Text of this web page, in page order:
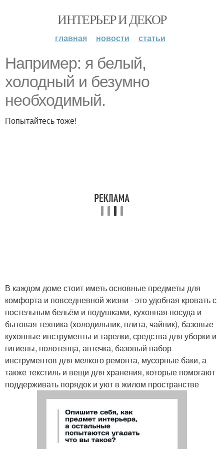
ИНТЕРЬЕР И ДЕКОР
главная новости статьи
Например: я белый,
холодный и безумно
необходимый.
Попытайтесь тоже!
В каждом доме стоит иметь основные предметы для
комфорта и повседневной жизни - это удобная кровать с
постельным бельём и подушками, кухонная посуда и
бытовая техника (холодильник, плита, чайник), базовые
кухонные инструменты и тарелки, средства для уборки и
гигиены, полотенца, аптечка, базовый набор
инструментов для мелкого ремонта, мусорные баки, а
также текстиль и вещи для хранения, которые помогают
поддерживать порядок и уют в жилом пространстве